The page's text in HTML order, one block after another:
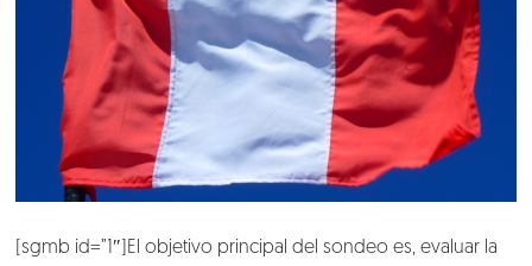
[sgmb id=”1″]El objetivo principal del sondeo es, evaluar la